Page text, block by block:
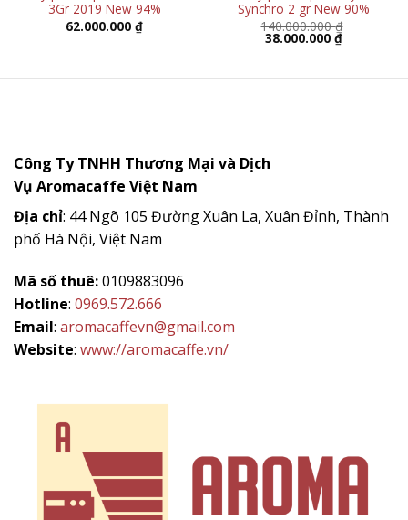
3Gr 2019 New 94%
62.000.000 ₫
Synchro 2 gr New 90%
140.000.000₫
Giá
gốc
38.000.000 ₫Giá
38.000.000
Công Ty TNHH Thương Mại và Dịch
Vụ Aromacaffe Việt Nam
Địa chỉ: 44 Ngõ 105 Đường Xuân La, Xuân Đỉnh, Thành
phố Hà Nội, Việt Nam
Mã số thuê:0109883096
Hotline: 0969.572.666
Email: aromacaffevn@gmail.com
Website: www://aromacaffe.vn/